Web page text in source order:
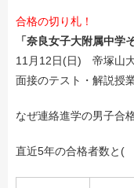
合格の切り札！
「奈良女子大附属中学
11月12日(日) 帝塚山
面接のテスト・解説
なぜ連絡進学の男子合
直近5年の合格者数と(